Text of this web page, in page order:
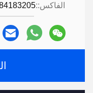
الفاكس::